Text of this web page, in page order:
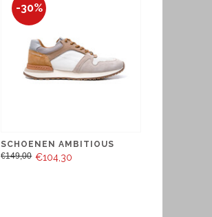
-30%
SCHOENEN AMBITIOUS
€149,00 €104,30